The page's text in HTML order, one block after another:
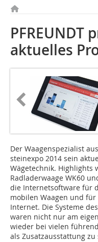
PFREUNDT
aktuelles
Der Waagenspezialist
steinexpo 2014 sein
Wägetechnik. Highlights
Radladerwaage WK60
die Internetsoftware für
mobilen Waagen und
Internet. Die Systeme
waren nicht nur am
wieder bei vielen
als Zusatzausstattung zu